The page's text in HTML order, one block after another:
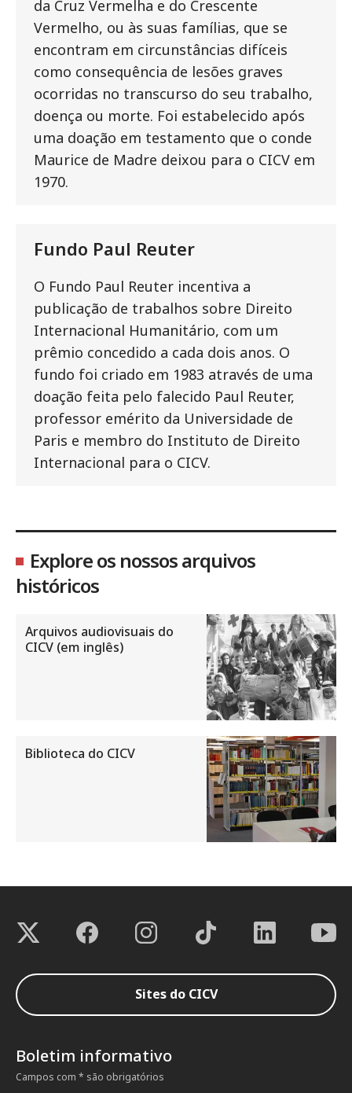
da Cruz Vermelha e do Crescente
Vermelho, ou às suas famílias, que se
encontram em circunstâncias difíceis
como consequência de lesões graves
ocorridas no transcurso do seu trabalho,
doença ou morte. Foi estabelecido após
uma doação em testamento que o conde
Maurice de Madre deixou para o CICV em
1970.
Fundo Paul Reuter
O Fundo Paul Reuter incentiva a
publicação de trabalhos sobre Direito
Internacional Humanitário, com um
prêmio concedido a cada dois anos. O
fundo foi criado em 1983 através de uma
doação feita pelo falecido Paul Reuter,
professor emérito da Universidade de
Paris e membro do Instituto de Direito
Internacional para o CICV.
Explore os nossos arquivos
históricos
Arquivos audiovisuais do
CICV (em inglês)
Biblioteca do CICV
Sites do CICV
Boletim informativo
Campos com * são obrigatórios